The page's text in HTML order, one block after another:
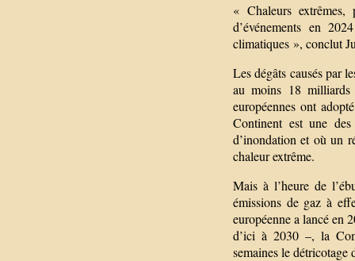
« Chaleurs
d’événements en
climatiques », conclut
Les dégâts causés par
au moins 18
européennes ont
Continent est une
d’inondation et où un
chaleur extrême.
Mais à l’heure de
émissions de gaz à
européenne a lancé en
d’ici à 2030 –, la
semaines le détricotage